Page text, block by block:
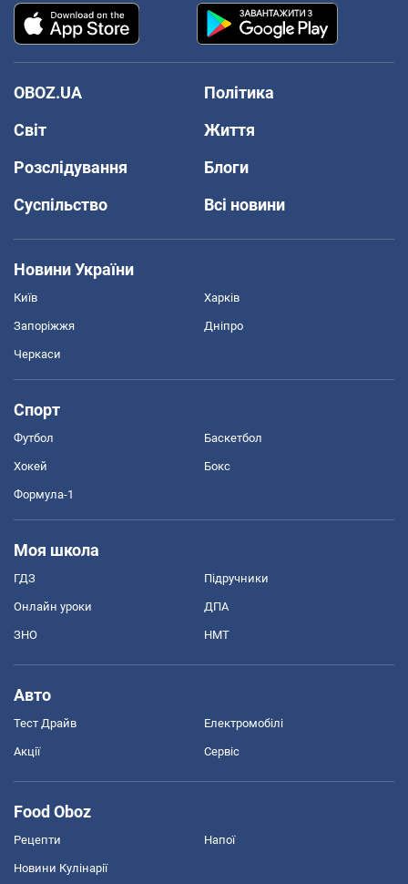
OBOZ.UA
Політика
Світ
Життя
Розслідування
Блоги
Суспільство
Всі новини
Новини України
Київ Харків
Запоріжжя Дніпро
Черкаси
Спорт
Футбол Баскетбол
Хокей Бокс
Формула-1
Моя школа
ГДЗ Підручники
Онлайн уроки ДПА
ЗНО НМТ
Авто
Тест Драйв Електромобілі
Акції Сервіс
Food Oboz
Рецепти Напої
Новини Кулінарії